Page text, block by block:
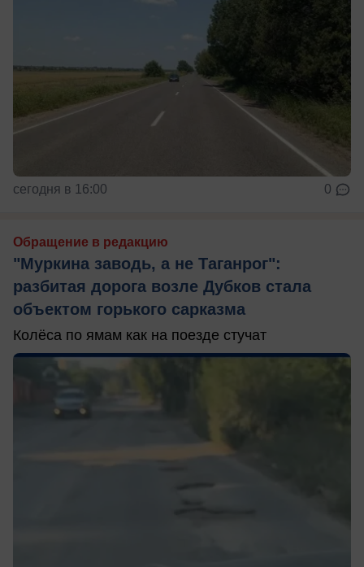
сегодня в 16:00 0
Обращение в редакцию
"Муркина заводь, а не Таганрог":
разбитая дорога возле Дубков стала
объектом горького сарказма
Колёса по ямам как на поезде стучат